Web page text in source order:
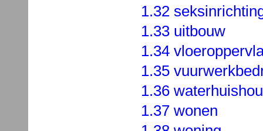
1.32
1.33 uitbouw
1.34
1.35
1.36
1.37 wonen